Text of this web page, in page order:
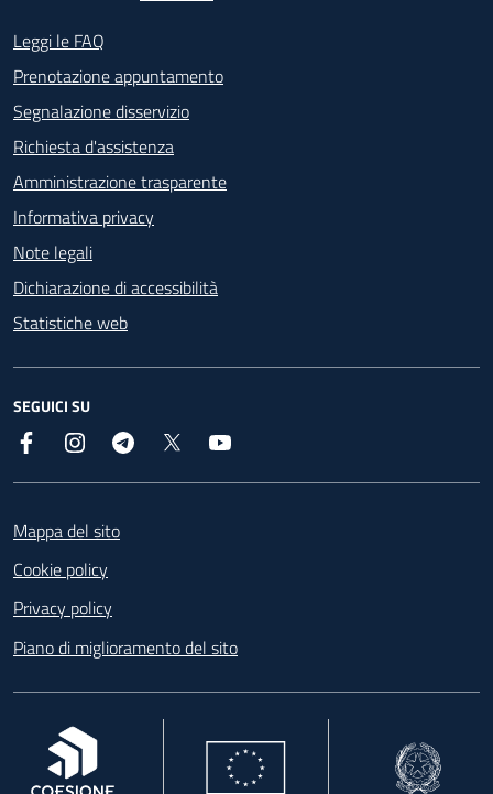
Footer - Contatti
Leggi le FAQ
Prenotazione appuntamento
Segnalazione disservizio
Richiesta d'assistenza
Amministrazione trasparente
Informativa privacy
Note legali
Dichiarazione di accessibilità
Statistiche web
SEGUICI SU
Facebook InstagramTelegram
Mappa del sito
Cookie policy
Privacy policy
Piano di miglioramento del sito
, apre in una nuova scheda